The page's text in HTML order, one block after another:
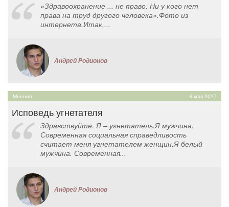
«Здравоохранение ... не право. Ни у кого нет
права на труд другого человека».Фото из
интернета.Итак,...
Андрей Родионов
Мнения 8 мая 2017
Исповедь угнетателя
Здравствуйте. Я – угнетатель.Я мужчина.
Современная социальная справедливость
считает меня угнетателем женщин.Я белый
мужчина. Современная...
Андрей Родионов